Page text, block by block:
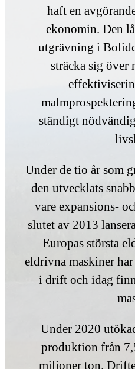
haft en
ekonomin. Den
utgrävning i
sträcka sig över
ständigt
Under de tio år som
den utvecklats
vare expansions-
slutet av 2013
Europas största
eldrivna maskiner
i drift och idag
Under 2020
produktion från
miljoner ton.